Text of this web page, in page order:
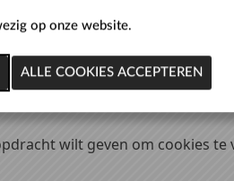
cookies om
(analytische) cookies om
wilt geven om cookies
op onze website.